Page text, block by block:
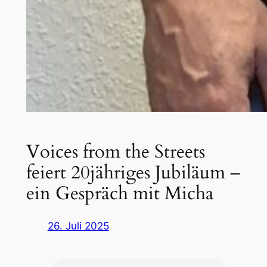
Voices from the Streets
feiert 20jähriges Jubiläum –
ein Gespräch mit Micha
26. Juli 2025